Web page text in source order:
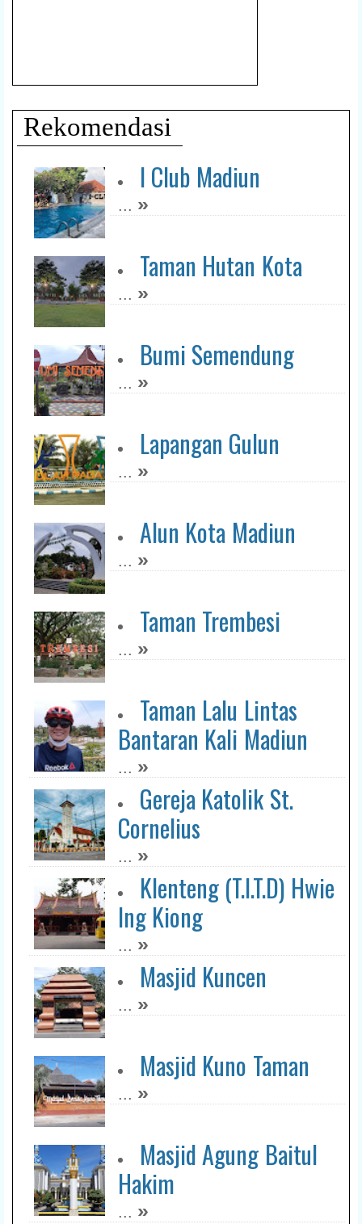
Rekomendasi
I Club Madiun
... »
Taman Hutan Kota
... »
Bumi Semendung
... »
Lapangan Gulun
... »
Alun Kota Madiun
... »
Taman Trembesi
... »
Taman Lalu Lintas
Bantaran Kali Madiun
... »
Gereja Katolik St.
Cornelius
... »
Klenteng (T.I.T.D) Hwie
Ing Kiong
... »
Masjid Kuncen
... »
Masjid Kuno Taman
... »
Masjid Agung Baitul
Hakim
... »